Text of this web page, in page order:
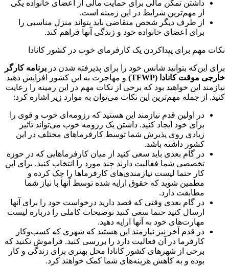
داشتن تمکن مالی برای حمایت مالی از اعضای خانواده یکی
از مهم‌ترین شرایط در این زمینه است.
از طرف دیگر شخص متقاضی باید بتواند منزل مناسبی را
برای اعضای خانواده خود و زندگی آنها فراهم کند.
نکات مهم برای پیداکردن یک کارفرمای خوب در کشور کانادا
برای این‌که بتوانید شانس خود را برای پذیرفته شدن در برنامه کارگر
خارجی موقت کانادا (TFWP
) و مهاجرت به این کشور افزایش دهید
نیازمند این خواهید بود که برخی از نکات مهم در این زمینه را رعایت
کنید. از جمله مهم‌ترین این نکات می‌توان به موارد زیر اشاره کرد:
در اولین قدم نیازمند این هستید که رزومه‌ای خوب و قوی را
برای خود ایجاد کنید. داشتن یک رزومه خوب می‌تواند تاثیر
زیادی روی پذیرش شما توسط کارفرماهای مختلف در این
کشور داشته باشد.
در گام بعدی باید سعی کنید از میان کارفرماهایی که در حوزه
تخصصی شما فعالیت دارند چند مورد را انتخاب کنید. برای این
کار حتما لیست نیازمندی‌های کارفرماها را چک کرده و
مطمین شوید که حقوق ارایه شده توسط آنها با نیاز شما
مطابقت دارد.
در گام بعدی وقتی که قصد دارید درخواست خود را برای آنها
ارسال کنید حتما سعی کنید توضیحات کاملی را درباره لیست
مهارت‌های خود به آنها ارایه دهید.
در قدم آخر نیز نیازمند این هستید که شهری که کسب‌وکار
کارفرما در آن فعالیت دارد را بررسی کنید. فراموش نکنید که
برخی از شهرهای کشور کانادا محل بهتری برای زندگی و کار
بوده و به کاهش هزینه‌های شما کمک خواهند کرد.